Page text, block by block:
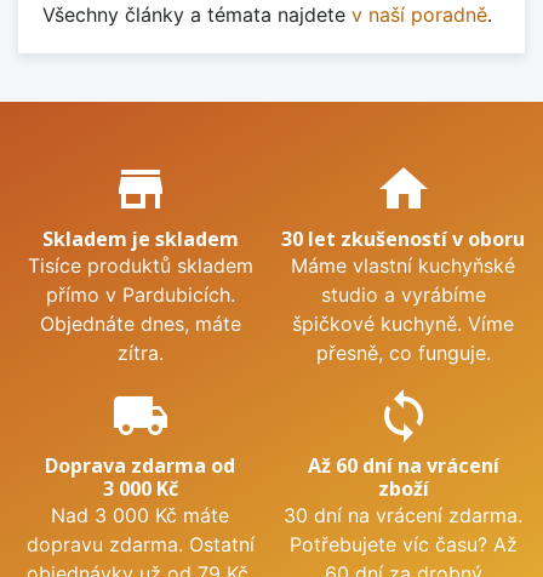
Všechny články a témata najdete v naší poradně.
Proč nakupovat u nás?
store_mall_directory
Skladem je skladem
Tisíce produktů skladem
přímo v Pardubicích.
Objednáte dnes, máte
zítra.
home
30 let zkušeností v oboru
Máme vlastní kuchyňské
studio a vyrábíme
špičkové kuchyně. Víme
přesně, co funguje.
local_shipping
Doprava zdarma od
3 000 Kč
Nad 3 000 Kč máte
dopravu zdarma. Ostatní
sync
Až 60 dní na vrácení
zboží
30 dní na vrácení zdarma.
Potřebujete víc času? Až